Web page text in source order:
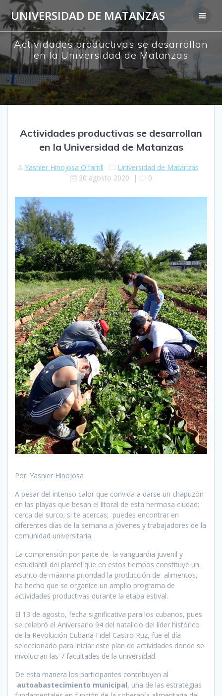
Saltar
al
contenido
UNIVERSIDAD DE MATANZAS
Actividades productivas se desarrollan
en la Universidad de Matanzas
Actividades productivas se desarrollan
en la Universidad de Matanzas
Yasnier Hinojosa O'farrill
Universidad de Matanzas
20 agosto 2020 | 0
Por: Yasnier Hinojosa
A pesar del intenso calor que convida a darse un chapuzón
en las playas que besan el litoral de esta hermosa ciudad;
cerca del surco; si te acercas; puedes encontrar en
diferentes días de la semana a jóvenes y trabajadores de la
comunidad universitaria.
La comprensión por parte de la vanguardia juvenil y
estudiantil del plantel que en estos tiempos constituye un
asunto de máxima prioridad la producción de alimentos,
ha hecho que se organice un amplio programa de
actividades productivas durante la etapa estival.
El 13 de agosto, fecha significativa para los cubanos, pues
se celebró el Aniversario 94 del natalicio del líder histórico
de la Revolución Cubana Fidel Castro Ruz, fue el día
seleccionado para iniciar este plan de actividades donde se
involucran las 7 facultades de la universidad.
De esta manera los participantes contribuyen al
autoabastecimiento municipal, una de las estrategias